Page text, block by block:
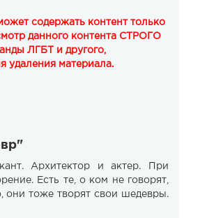
содержать контент только
данного контента СТРОГО
ЛГБТ и другого,
удаления материала.
Архитектор и актер. При
Есть те, о ком не говорят,
тоже творят свои шедевры.